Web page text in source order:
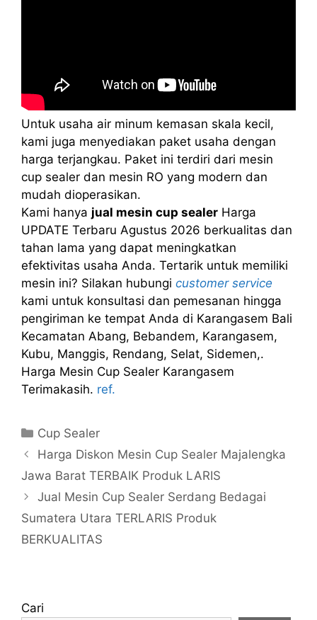
Untuk usaha air minum kemasan skala kecil,
kami juga menyediakan paket usaha dengan
harga terjangkau. Paket ini terdiri dari mesin
cup sealer dan mesin RO yang modern dan
mudah dioperasikan.
Kami hanya jual mesin cup sealer Harga
UPDATE Terbaru Agustus 2026 berkualitas dan
tahan lama yang dapat meningkatkan
efektivitas usaha Anda. Tertarik untuk memiliki
mesin ini? Silakan hubungi customer service
kami untuk konsultasi dan pemesanan hingga
pengiriman ke tempat Anda di Karangasem Bali
Kecamatan Abang, Bebandem, Karangasem,
Kubu, Manggis, Rendang, Selat, Sidemen,.
Harga Mesin Cup Sealer Karangasem
Terimakasih. ref.
Kategori
Cup Sealer
Harga Diskon Mesin Cup Sealer Majalengka
Jawa Barat TERBAIK Produk LARIS
Jual Mesin Cup Sealer Serdang Bedagai
Sumatera Utara TERLARIS Produk
BERKUALITAS
Cari